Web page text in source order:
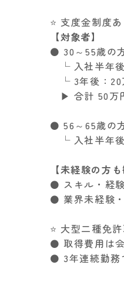
⭐️ 支度金制度
【対象者】
⚫ 30～55歳の
└ 入社半年後
└ 3年後：20
▶ 合計 50万
⚫ 56～65歳の
└ 入社半年後
【未経験の方も
⚫ スキル・経
⚫ 業界未経験
⭐️ 大型二種免
⚫ 取得費用は
⚫ 3年連続勤務